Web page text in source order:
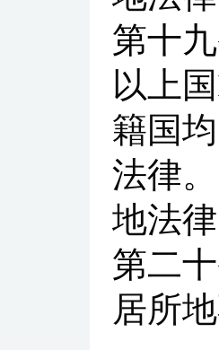
第十
以上
籍国
法律
地法律
第二
居所